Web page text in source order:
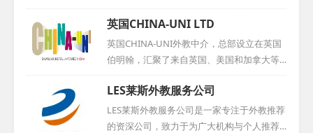
化的交流，助力其健康发展。如今，我们已
在广州、佛山、深圳、长沙、西安、成都等
全国多地提供外教服务，期待...
深入交流，更常赴国外学习先进理念，紧跟
时代步伐，将国际视野融入实践。同时，公
司还为外籍人才提供舒适的工作环境和优质
福利，使每位员工都能在公司找到归属感与
个人提供全面的人力与教育资源咨询服务。
团队骨干成员在国际教育领域深耕细作，拥
有超过十年的丰富经验，并建立了广泛的外
籍教师资源及招聘网络。尽管成立时间尚
短，但凭借卓越的信誉和专业的服务，思悦
教育已赢得了众多知名机构与个人的青睐，
包括新东方、华尔街、流利英语、芝麻街英
语等，并与他们签订了长期服务协议。我们
英国CHINA-UNI LTD
英国CHINA-UNI外教中介，总部设立在英国
伯明翰，汇聚了来自英国、美国和加拿大等
母语国家的优秀教育人才。我们采取海外直
聘模式，引进的外教虽然在国内教学经验有
限，但他们更易适应新环境，便于管理，从
而有效避免了因经验过于丰富而难以适应新
LES莱斯外教服务公司
LES莱斯外教服务公司是一家专注于外教推荐
的资深公司，致力于为广大机构与个人推荐